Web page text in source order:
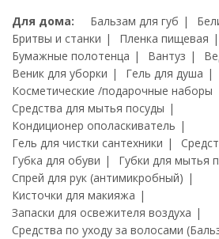
Для дома:
Бальзам для губ
Бритвы и станки
Пленка пищевая
Бумажные полотенца
Вантуз
Веник для уборки
Гель для душа
Косметические /подарочные наборы
Средства для мытья посуды
Кондиционер ополаскиватель
Гель для чистки сантехники
Губка для обуви
Губки для мытья
Спрей для рук (антимикробный)
Кисточки для макияжа
Запаски для освежителя воздуха
Средства по уходу за волосами